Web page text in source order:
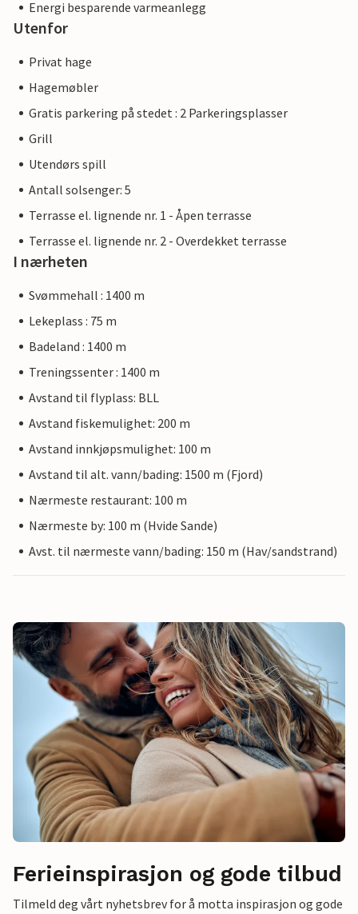
Energi besparende varmeanlegg
Utenfor
Privat hage
Hagemøbler
Gratis parkering på stedet : 2 Parkeringsplasser
Grill
Utendørs spill
Antall solsenger: 5
Terrasse el. lignende nr. 1 - Åpen terrasse
Terrasse el. lignende nr. 2 - Overdekket terrasse
I nærheten
Svømmehall : 1400 m
Lekeplass : 75 m
Badeland : 1400 m
Treningssenter : 1400 m
Avstand til flyplass: BLL
Avstand fiskemulighet: 200 m
Avstand innkjøpsmulighet: 100 m
Avstand til alt. vann/bading: 1500 m (Fjord)
Nærmeste restaurant: 100 m
Nærmeste by: 100 m (Hvide Sande)
Avst. til nærmeste vann/bading: 150 m (Hav/sandstrand)
Ferieinspirasjon og gode tilbud
Tilmeld deg vårt nyhetsbrev for å motta inspirasjon og gode